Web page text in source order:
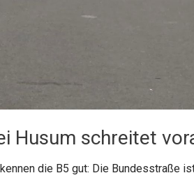
Husum schreitet
die B5 gut: Die Bundesstraße